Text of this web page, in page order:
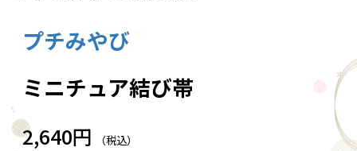
プチみやび
ミニチュア結び帯
2,640円 （税込）